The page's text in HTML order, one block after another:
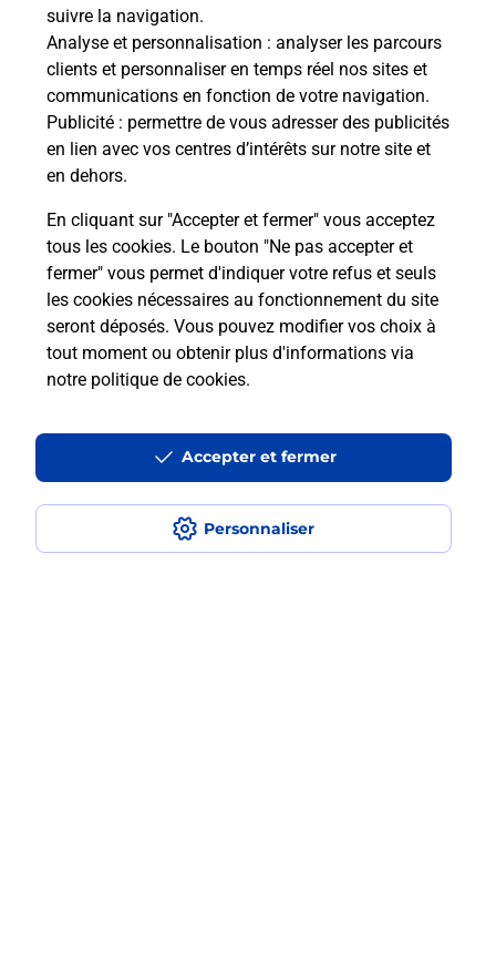
suivre la navigation.
Analyse et personnalisation : analyser les parcours
clients et personnaliser en temps réel nos sites et
communications en fonction de votre navigation.
Publicité : permettre de vous adresser des publicités
en lien avec vos centres d’intérêts sur notre site et
en dehors.
En cliquant sur "Accepter et fermer" vous acceptez
tous les cookies. Le bouton "Ne pas accepter et
fermer" vous permet d'indiquer votre refus et seuls
les cookies nécessaires au fonctionnement du site
seront déposés. Vous pouvez modifier vos choix à
tout moment ou obtenir plus d'informations via
notre politique de cookies.
Personnaliser
Accepter et fermer
Quel réseau utilise La Poste Mobile ?
Est-ce que je peux garder mon
numéro de mobile gratuitement ?
Est-ce que je peux bénéficier de la 5G
avec La Poste Mobile ?
Est-ce que je peux utiliser mon forfait
à l’étranger avec La Poste Mobile ?
Est-ce que je peux payer mon iPhone
en plusieurs fois avec La Poste Mobile
Est-ce que je peux assurer mon
iPhone ?